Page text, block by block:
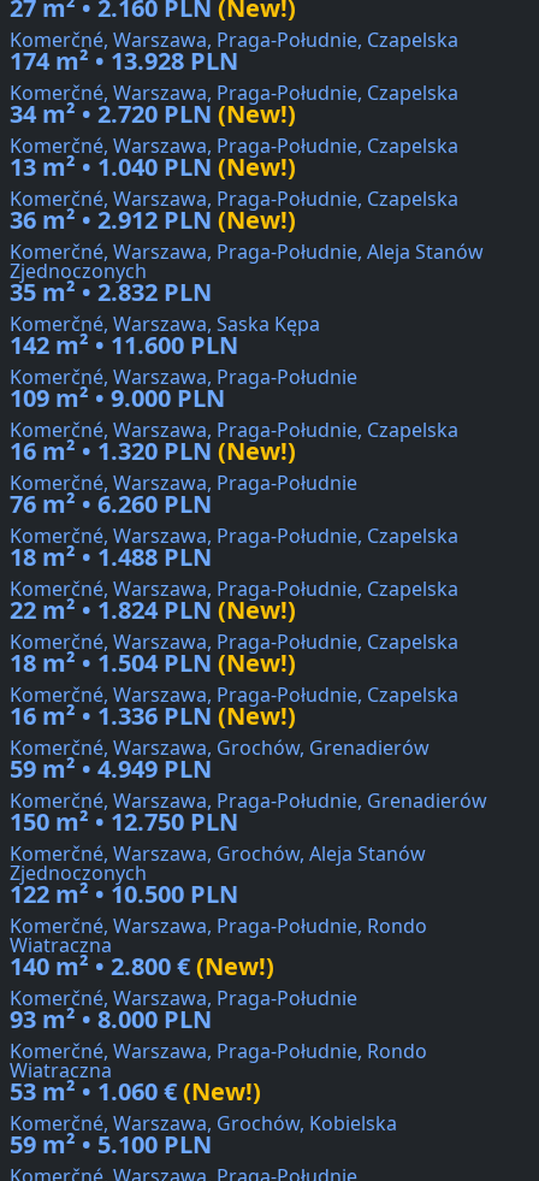
27 m² • 2.160 PLN (New!)
Komerčné, Warszawa, Praga-Południe, Czapelska
174 m² • 13.928 PLN
Komerčné, Warszawa, Praga-Południe, Czapelska
34 m² • 2.720 PLN (New!)
Komerčné, Warszawa, Praga-Południe, Czapelska
13 m² • 1.040 PLN (New!)
Komerčné, Warszawa, Praga-Południe, Czapelska
36 m² • 2.912 PLN (New!)
Komerčné, Warszawa, Praga-Południe, Aleja Stanów
Zjednoczonych
35 m² • 2.832 PLN
Komerčné, Warszawa, Saska Kępa
142 m² • 11.600 PLN
Komerčné, Warszawa, Praga-Południe
109 m² • 9.000 PLN
Komerčné, Warszawa, Praga-Południe, Czapelska
16 m² • 1.320 PLN (New!)
Komerčné, Warszawa, Praga-Południe
76 m² • 6.260 PLN
Komerčné, Warszawa, Praga-Południe, Czapelska
18 m² • 1.488 PLN
Komerčné, Warszawa, Praga-Południe, Czapelska
22 m² • 1.824 PLN (New!)
Komerčné, Warszawa, Praga-Południe, Czapelska
18 m² • 1.504 PLN (New!)
Komerčné, Warszawa, Praga-Południe, Czapelska
16 m² • 1.336 PLN (New!)
Komerčné, Warszawa, Grochów, Grenadierów
59 m² • 4.949 PLN
Komerčné, Warszawa, Praga-Południe, Grenadierów
150 m² • 12.750 PLN
Komerčné, Warszawa, Grochów, Aleja Stanów
Zjednoczonych
122 m² • 10.500 PLN
Komerčné, Warszawa, Praga-Południe, Rondo
Wiatraczna
140 m² • 2.800 €(New!)
Komerčné, Warszawa, Praga-Południe
93 m² • 8.000 PLN
Komerčné, Warszawa, Praga-Południe, Rondo
Wiatraczna
53 m² • 1.060 €(New!)
Komerčné, Warszawa, Grochów, Kobielska
59 m² • 5.100 PLN